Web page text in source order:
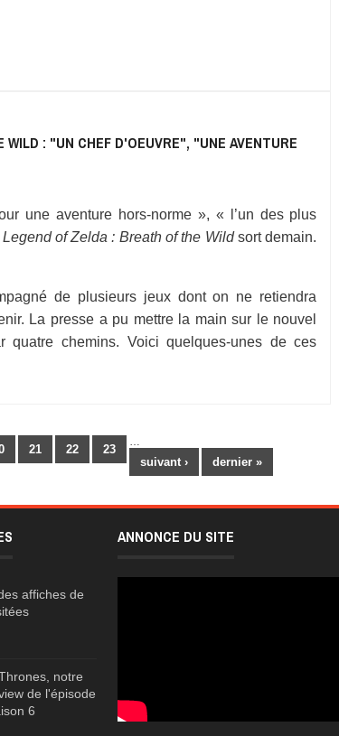
WILD : "UN CHEF D'OEUVRE", "UNE AVENTURE
une aventure hors-norme », « l’un des plus
of Zelda : Breath of the Wildsort demain.
de plusieurs jeux dont on ne retiendra
La presse a pu mettre la main sur le nouvel
chemins. Voici quelques-unes de ces
21 22 23
…
suivant › dernier »
affiches de
notre
de l'épisode
6
ANNONCE DU SITE